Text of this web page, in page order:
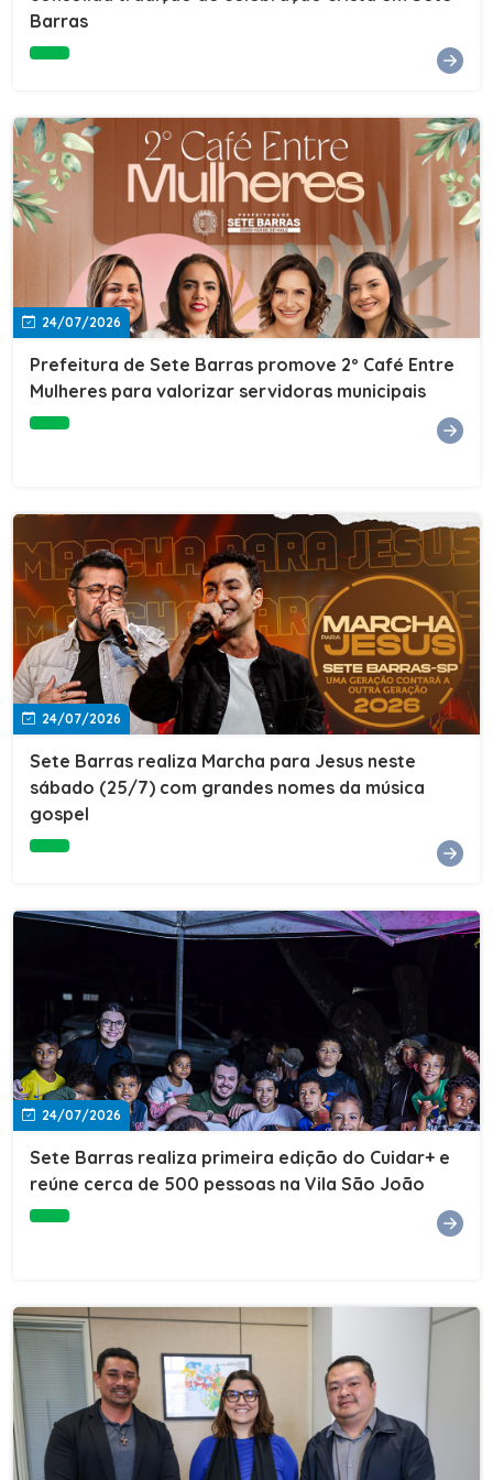
e do Instituto de Desenvolvimento Profissional
fundador da empresa Seu Consultor.Inscrições: FAÇA
AQUI
Barras
24/07/2026
Prefeitura de Sete Barras promove 2º Café Entre
Mulheres para valorizar servidoras municipais
24/07/2026
Sete Barras realiza Marcha para Jesus neste
sábado (25/7) com grandes nomes da música
gospel
24/07/2026
Sete Barras realiza primeira edição do Cuidar+ e
reúne cerca de 500 pessoas na Vila São João